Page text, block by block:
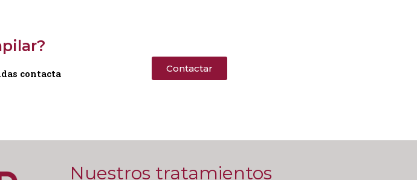
contacta
Contactar
Nuestros tratamientos